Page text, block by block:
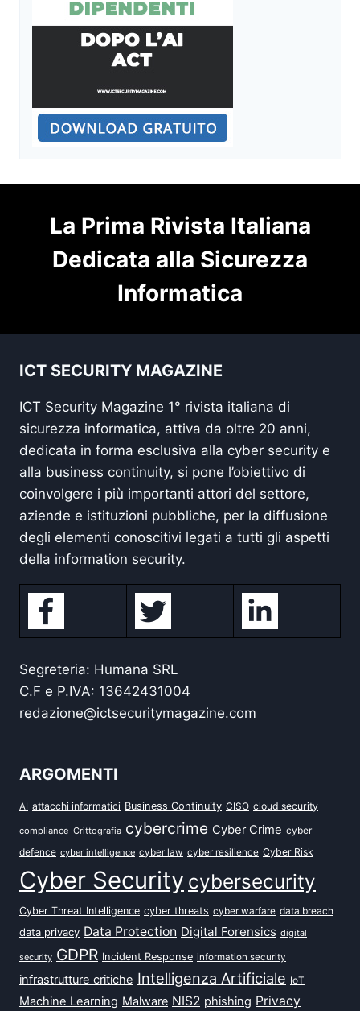
La Prima Rivista Italiana
Dedicata alla Sicurezza
Informatica
ICT SECURITY MAGAZINE
ICT Security Magazine 1° rivista italiana di
sicurezza informatica, attiva da oltre 20 anni,
dedicata in forma esclusiva alla cyber security e
alla business continuity, si pone l’obiettivo di
coinvolgere i più importanti attori del settore,
aziende e istituzioni pubbliche, per la diffusione
degli elementi conoscitivi legati a tutti gli aspetti
della information security.
Segreteria: Humana SRL
C.F e P.IVA: 13642431004
redazione@ictsecuritymagazine.com
ARGOMENTI
AI attacchi informatici Business Continuity CISO cloud security
compliance Crittografia cybercrime Cyber Crime cyber
defence cyber intelligence cyber law cyber resilience Cyber Risk
Cyber Security cybersecurity
Cyber Threat Intelligence cyber threats cyber warfare data breach
data privacy Data Protection Digital Forensics digital
security GDPR Incident Response information security
infrastrutture critiche Intelligenza Artificiale IoT
Machine Learning Malware NIS2 phishing Privacy